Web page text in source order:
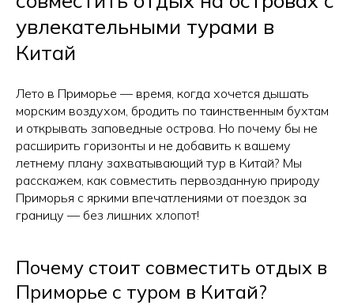
увлекательными турами в
Китай
Лето в Приморье — время, когда хочется дышать
морским воздухом, бродить по таинственным бухтам
и открывать заповедные острова. Но почему бы не
расширить горизонты и не добавить к вашему
летнему плану захватывающий тур в Китай? Мы
расскажем, как совместить первозданную природу
Приморья с яркими впечатлениями от поездок за
границу — без лишних хлопот!
Почему стоит совместить отдых в
Приморье с туром в Китай?